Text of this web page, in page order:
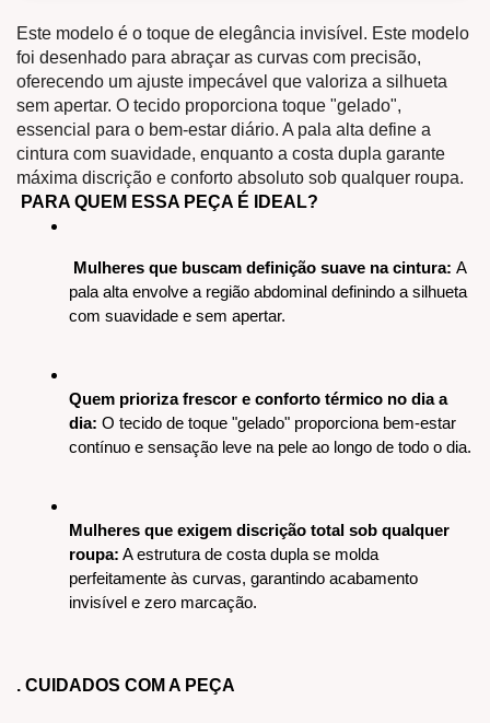
Este modelo é o toque de elegância invisível. Este modelo
foi desenhado para abraçar as curvas com precisão,
oferecendo um ajuste impecável que valoriza a silhueta
sem apertar. O tecido proporciona toque "gelado",
essencial para o bem-estar diário. A pala alta define a
cintura com suavidade, enquanto a costa dupla garante
máxima discrição e conforto absoluto sob qualquer roupa.
PARA QUEM ESSA PEÇA É IDEAL?
Mulheres que buscam definição suave na cintura: A
pala alta envolve a região abdominal definindo a silhueta
com suavidade e sem apertar.
Quem prioriza frescor e conforto térmico no dia a
dia: O tecido de toque "gelado" proporciona bem-estar
contínuo e sensação leve na pele ao longo de todo o dia.
Mulheres que exigem discrição total sob qualquer
roupa: A estrutura de costa dupla se molda
perfeitamente às curvas, garantindo acabamento
invisível e zero marcação.
. CUIDADOS COM A PEÇA